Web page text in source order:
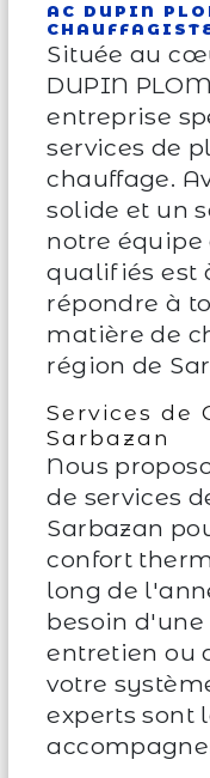
AC DUPIN
Située au
DUPIN
entreprise
services de
chauffage.
solide et un
notre équipe
qualifiés est
répondre à
matière de
région de
Services de
Sarbazan
Nous
de services
Sarbazan
confort
long de
besoin
entretien ou
votre
experts sont